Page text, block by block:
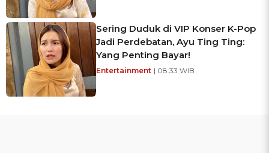
Sering Duduk di VIP Konser K-Pop
Jadi Perdebatan, Ayu Ting Ting:
Yang Penting Bayar!
Entertainment | 08:33 WIB